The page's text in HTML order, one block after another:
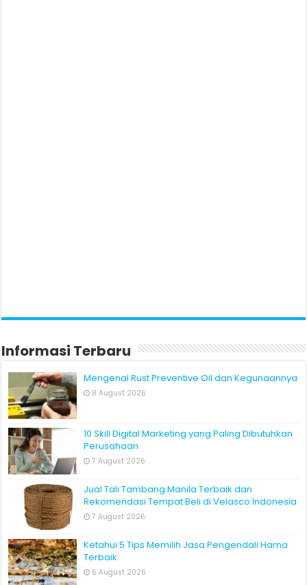
Informasi Terbaru
Mengenal Rust Preventive Oil dan Kegunaannya
8 August 2026
10 Skill Digital Marketing yang Paling Dibutuhkan
Perusahaan
7 August 2026
Jual Tali Tambang Manila Terbaik dan
Rekomendasi Tempat Beli di Velasco Indonesia
7 August 2026
Ketahui 5 Tips Memilih Jasa Pengendali Hama
Terbaik
6 August 2026